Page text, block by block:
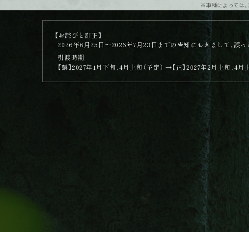
※車種によっては
【お詫びと訂正】
2026年6月25日～2026年7月23日までの告知におきまして、誤
引渡時期
【誤】2027年1月下旬、4月上旬（予定） →【正】2027年2月上旬、4月